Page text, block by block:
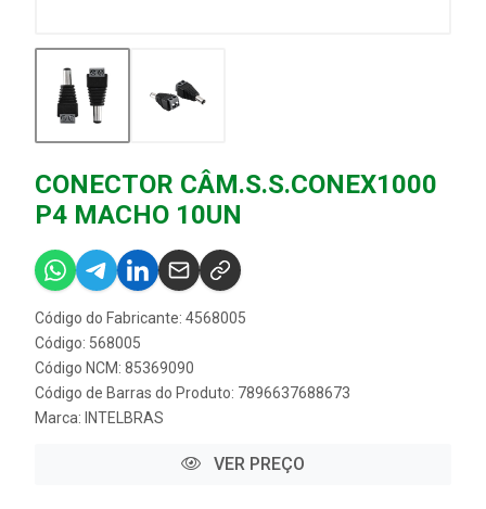
CONECTOR CÂM.S.S.CONEX1000
P4 MACHO 10UN
Código do Fabricante: 4568005
Código: 568005
Código NCM: 85369090
Código de Barras do Produto: 7896637688673
Marca: INTELBRAS
VER PREÇO